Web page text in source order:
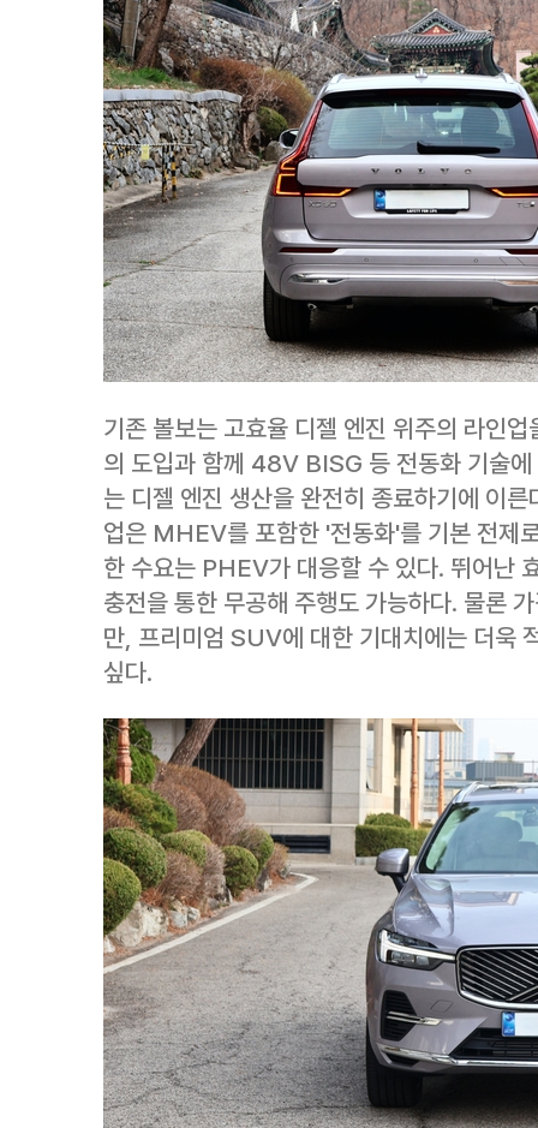
기존 볼보는 고효율 디젤 엔진 위주의 라인
의 도입과 함께 48V BISG 등 전동화 기술
는 디젤 엔진 생산을 완전히 종료하기에 이
업은 MHEV를 포함한 '전동화'를 기본 전제
한 수요는 PHEV가 대응할 수 있다. 뛰어난
충전을 통한 무공해 주행도 가능하다. 물론
만, 프리미엄 SUV에 대한 기대치에는 더욱
싶다.